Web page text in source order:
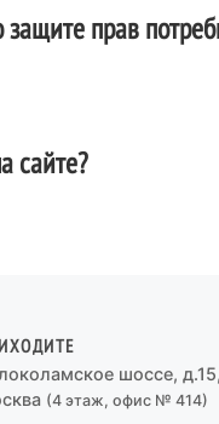
прав
сайте?
шоссе,
(4 этаж, офис № 414)